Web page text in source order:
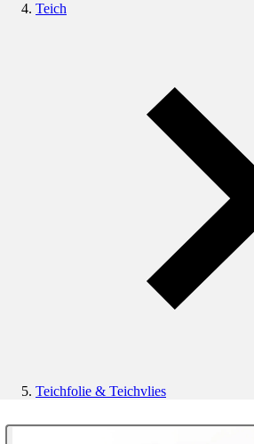
Teich
Teichfolie & Teichvlies